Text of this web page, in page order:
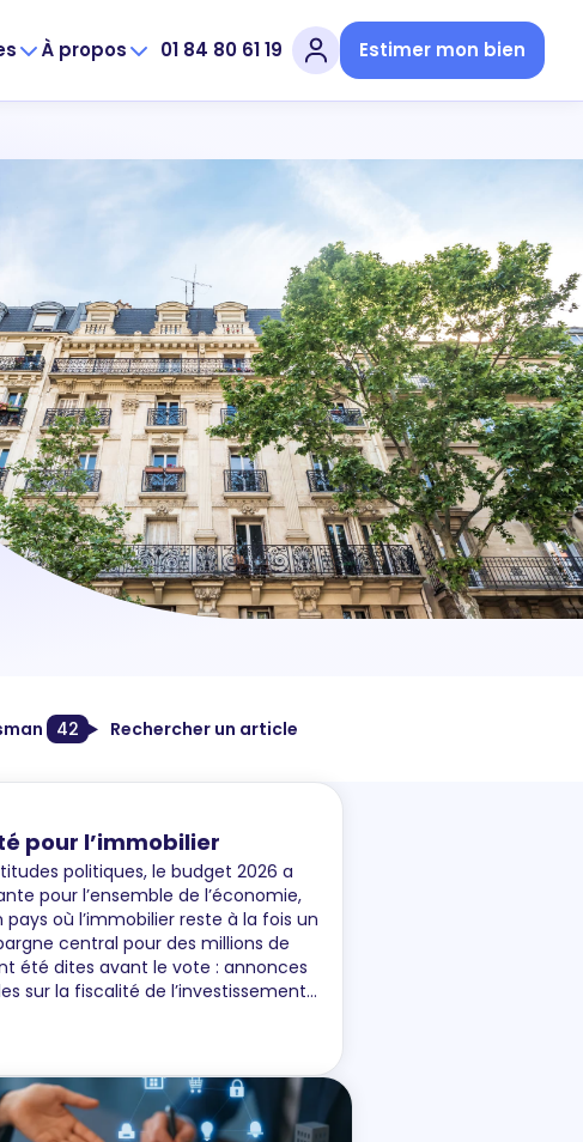
À propos 01 84 80 61 19 Estimer mon bien
42 Rechercher un article
pour l’immobilier
politiques, le budget 2026 a
pour l’ensemble de l’économie,
où l’immobilier reste à la fois un
central pour des millions de
été dites avant le vote : annonces
sur la fiscalité de l’investissement
est plus nuancé, et sans doute
des impacts pour le marché
privé, et les APL. Tour d’horizon,